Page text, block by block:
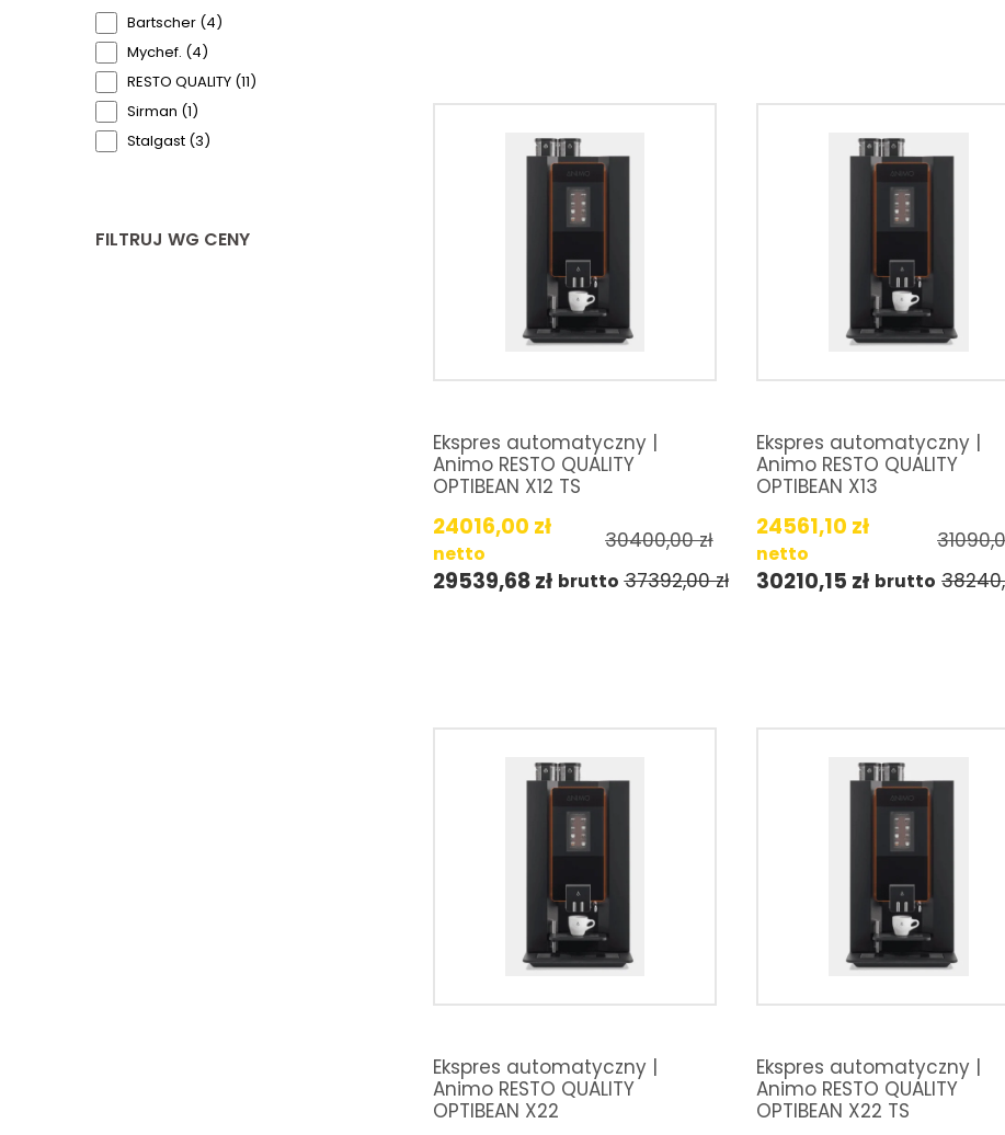
Bartscher (4)
Mychef. (4)
RESTO QUALITY (11)
Sirman (1)
Stalgast (3)
FILTRUJ WG CENY
Ekspres automatyczny |
Animo RESTO QUALITY
OPTIBEAN X12 TS
24016,00 zł
netto
30400,00zł
29539,68zł brutto 37392,00zł
Ekspres automatyczny |
Animo RESTO QUALITY
OPTIBEAN X13
24561,10 zł
netto
30210,15 zł brutto
Ekspres automatyczny |
Animo RESTO QUALITY
OPTIBEAN X22
Ekspres automatyczny |
Animo RESTO QUALITY
OPTIBEAN X22 TS